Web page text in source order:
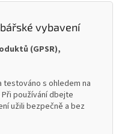
vybavení
(GPSR),
testováno s ohledem na
používání dbejte
užili bezpečně a bez